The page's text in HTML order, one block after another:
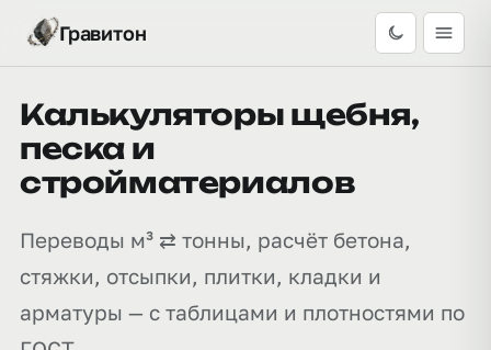
Гравитон
Калькуляторы щебня,
песка и
стройматериалов
Переводы м³ ⇄ тонны, расчёт бетона,
стяжки, отсыпки, плитки, кладки и
арматуры — с таблицами и плотностями по